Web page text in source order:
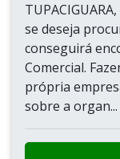
se deseja
conseguirá
Comercial.
própria
sobre a organ...